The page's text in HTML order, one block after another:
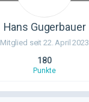
Hans Gugerbauer
Mitglied seit 22. April 2023
Punkte
180